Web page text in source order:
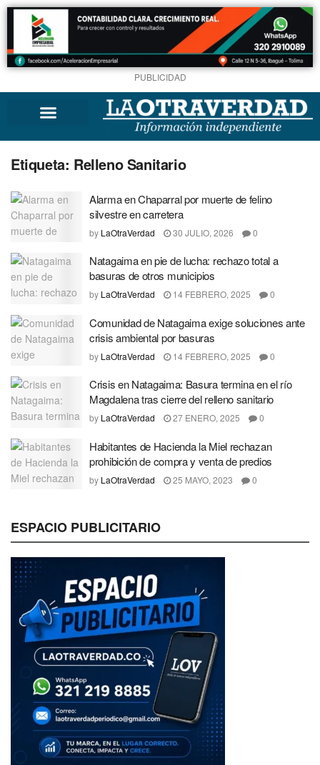
PUBLICIDAD
Etiqueta: Relleno Sanitario
Alarma en Chaparral por muerte de felino
silvestre en carretera
by LaOtraVerdad 30 JULIO, 2026 0
Natagaima en pie de lucha: rechazo total a
basuras de otros municipios
by LaOtraVerdad 14 FEBRERO, 2025 0
Comunidad de Natagaima exige soluciones ante
crisis ambiental por basuras
by LaOtraVerdad 14 FEBRERO, 2025 0
Crisis en Natagaima: Basura termina en el río
Magdalena tras cierre del relleno sanitario
by LaOtraVerdad 27 ENERO, 2025 0
Habitantes de Hacienda la Miel rechazan
prohibición de compra y venta de predios
by LaOtraVerdad 25 MAYO, 2023 0
ESPACIO PUBLICITARIO